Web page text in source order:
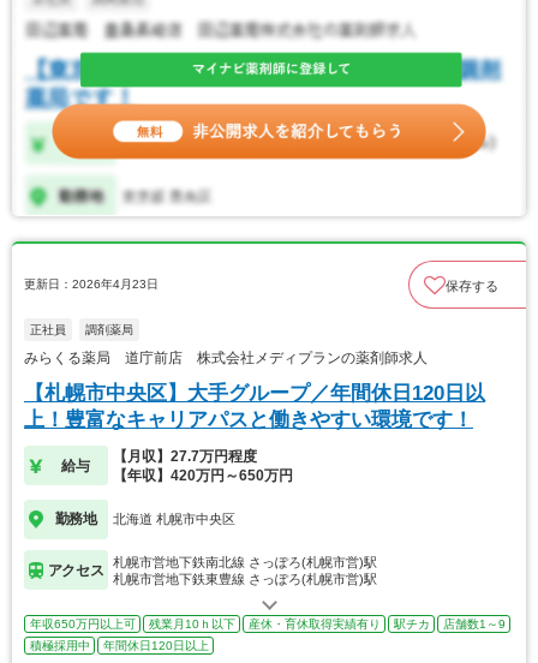
更新日：2026年4月23日 保存する
正社員 調剤薬局
みらくる薬局 道庁前店 株式会社メディプランの薬剤師求人
【札幌市中央区】大手グループ／年間休日120日以
上！豊富なキャリアパスと働きやすい環境です！
給与
【月収】27.7万円程度
【年収】420万円～650万円
勤務地 北海道 札幌市中央区
アクセス
札幌市営地下鉄南北線 さっぽろ(札幌市営)駅
札幌市営地下鉄東豊線 さっぽろ(札幌市営)駅
年収650万円以上可 残業月10ｈ以下 産休・育休取得実績有り 駅チカ
店舗数1～9
積極採用中
年間休日120日以上